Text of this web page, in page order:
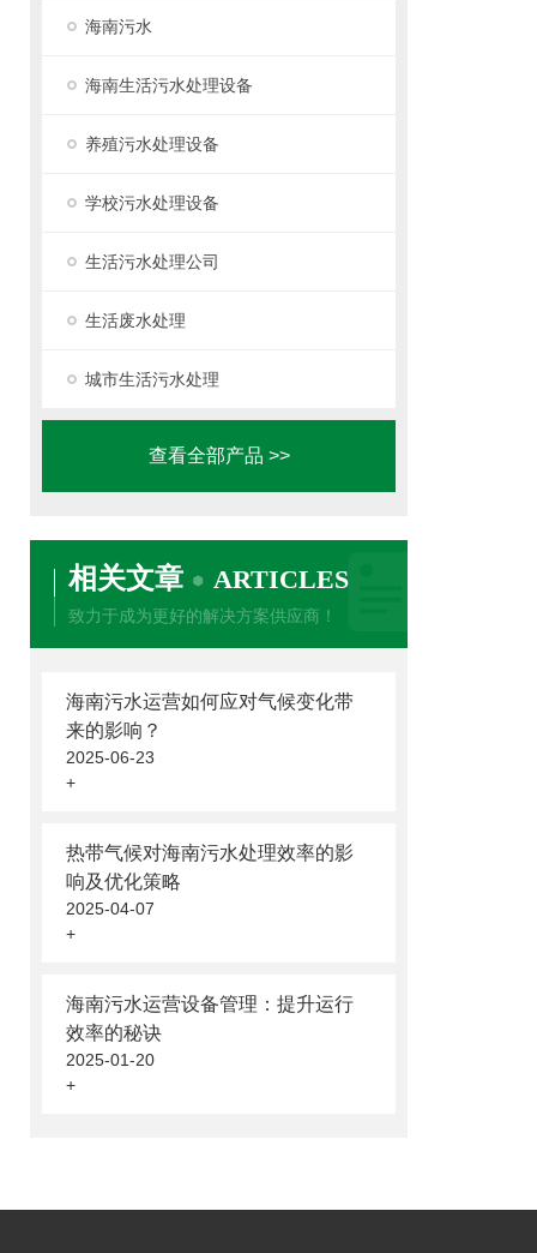
海南污水
海南生活污水处理设备
养殖污水处理设备
学校污水处理设备
生活污水处理公司
生活废水处理
城市生活污水处理
查看全部产品 >>
相关文章 ARTICLES
致力于成为更好的解决方案供应商！
海南污水运营如何应对气候变化带
来的影响？
2025-06-23
+
热带气候对海南污水处理效率的影
响及优化策略
2025-04-07
+
海南污水运营设备管理：提升运行
效率的秘诀
2025-01-20
+